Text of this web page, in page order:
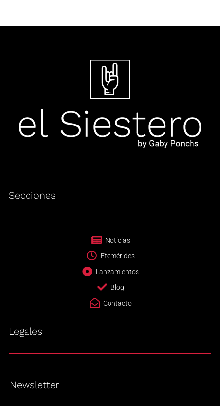
Secciones
Noticias
Efemérides
Lanzamientos
Blog
Contacto
Legales
Newsletter